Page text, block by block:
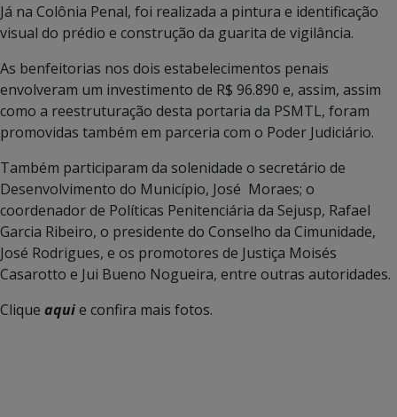
Já na Colônia Penal, foi realizada a pintura e identificação
visual do prédio e construção da guarita de vigilância.
As benfeitorias nos dois estabelecimentos penais
envolveram um investimento de R$ 96.890 e, assim, assim
como a reestruturação desta portaria da PSMTL, foram
promovidas também em parceria com o Poder Judiciário.
Também participaram da solenidade o secretário de
Desenvolvimento do Município, José Moraes; o
coordenador de Políticas Penitenciária da Sejusp, Rafael
Garcia Ribeiro, o presidente do Conselho da Cimunidade,
José Rodrigues, e os promotores de Justiça Moisés
Casarotto e Jui Bueno Nogueira, entre outras autoridades.
Clique aquie confira mais fotos.